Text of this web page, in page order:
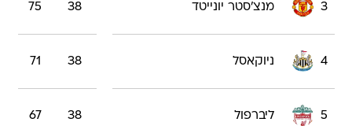
3 מנצ'סטר יונייטד 38
75
4 ניוקאסל 38
71
5 ליברפול 38
67